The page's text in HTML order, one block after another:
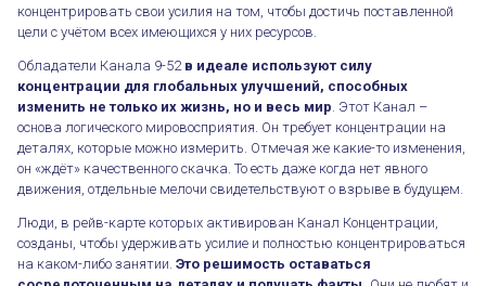
концентрировать свои усилия на том, чтобы достичь поставленной
цели с учётом всех имеющихся у них ресурсов.
Обладатели Канала 9-52 в идеале используют силу
концентрации для глобальных улучшений, способных
изменить не только их жизнь, но и весь мир . Этот Канал –
основа логического мировосприятия. Он требует концентрации на
деталях, которые можно измерить. Отмечая же какие-то изменения,
он «ждёт» качественного скачка. То есть даже когда нет явного
движения, отдельные мелочи свидетельствуют о взрыве в будущем.
Люди, в рейв-карте которых активирован Канал Концентрации,
созданы, чтобы удерживать усилие и полностью концентрироваться
на каком-либо занятии. Это решимость оставаться